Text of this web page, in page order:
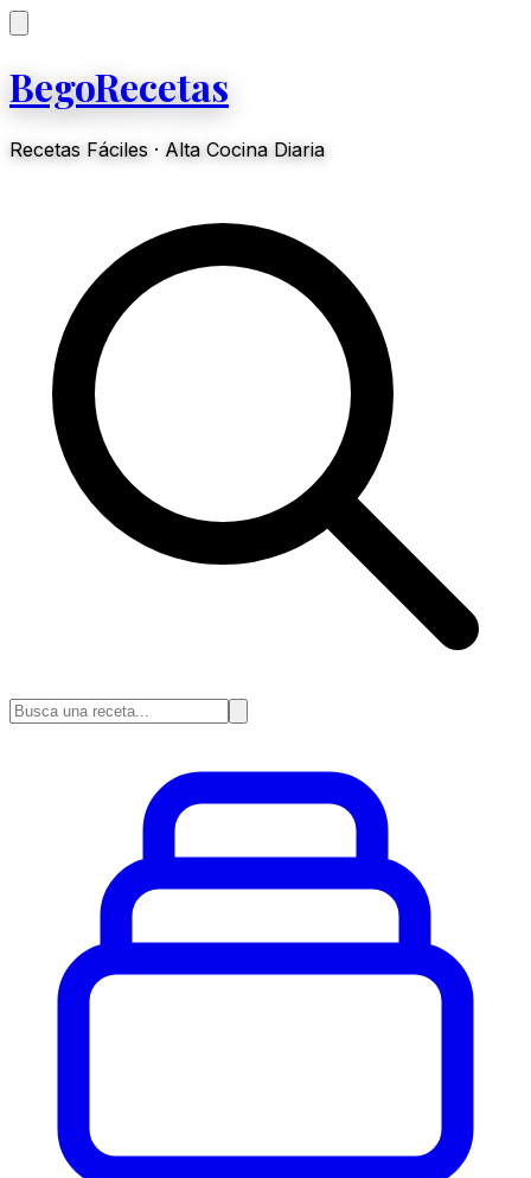
BegoRecetas
Recetas Fáciles · Alta Cocina Diaria